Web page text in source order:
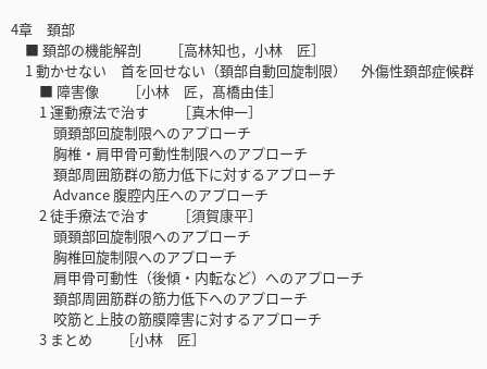
4章 頚部
■ 頚部の機能解剖 ［高林知也，小林 匠］
1 動かせない 首を回せない（頚部自動回旋制限） 外傷性頚部症候群
■ 障害像 ［小林 匠，髙橋由佳］
1 運動療法で治す ［真木伸一］
頭頚部回旋制限へのアプローチ
胸椎・肩甲骨可動性制限へのアプローチ
頚部周囲筋群の筋力低下に対するアプローチ
Advance 腹腔内圧へのアプローチ
2 徒手療法で治す ［須賀康平］
頭頚部回旋制限へのアプローチ
胸椎回旋制限へのアプローチ
肩甲骨可動性（後傾・内転など）へのアプローチ
頚部周囲筋群の筋力低下へのアプローチ
咬筋と上肢の筋膜障害に対するアプローチ
3 まとめ ［小林 匠］